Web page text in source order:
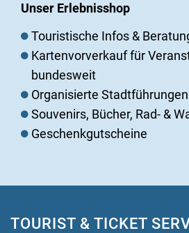
Unser Erlebnisshop
Touristische Infos &
Kartenvorverkauf für
bundesweit
Organisierte
Souvenirs, Bücher, Rad- &
Geschenkgutscheine
TOURIST & TICKET